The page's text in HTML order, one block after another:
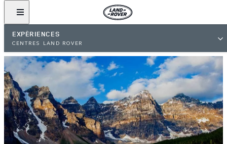
EXPÉRIENCES
CENTRES LAND ROVER